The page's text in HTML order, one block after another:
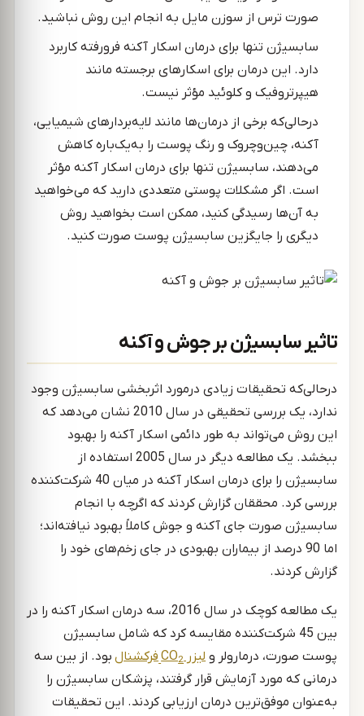
صورت ترس از سوزن مایل به انجام این روش نباشید.
سابسیژن تنها برای درمان اسکار آکنه فرورفته کاربرد
دارد. این درمان برای اسکارهای برجسته مانند
هیپرتروفیک و کلوئید مؤثر نیست.
درحالی‌که برخی از درمان‌ها مانند لایه‌بردارهای شیمیایی،
آکنه، چین‌وچروک و رنگ پوست را به‌یک‌باره کاهش
می‌دهند، سابسیژن تنها برای درمان اسکار آکنه مؤثر
است. اگر مشکلات پوستی متعددی دارید که می‌خواهید
به آن‌ها رسیدگی کنید، ممکن است بخواهید روش
دیگری را جایگزین سابسیژن پوست صورت کنید.
تاثیر سابسیژن بر جوش و آکنه
درحالی‌که تحقیقات زیادی درمورد اثربخشی سابسیژن وجود
ندارد، یک بررسی تحقیقی در سال 2010 نشان می‌دهد که
این روش می‌تواند به طور دائمی اسکار آکنه را بهبود
ببخشد. یک مطالعه دیگر در سال 2005 استفاده از
سابسیژن را برای درمان اسکار آکنه در میان 40 شرکت‌کننده
بررسی کرد. محققان گزارش کردند که اگرچه با انجام
سابسیژن صورت جای آکنه و جوش کاملاً بهبود نیافته‌اند؛
اما 90 درصد از بیماران بهبودی در جای زخم‌های خود را
گزارش کردند.
یک مطالعه کوچک در سال 2016، سه درمان اسکار آکنه را در
بین 45 شرکت‌کننده مقایسه کرد که شامل سابسیژن
پوست صورت، درمارولر ولیزر CO2 فرکشنال بود. از بین سه
درمانی که مورد آزمایش قرار گرفتند، پزشکان سابسیژن را
به‌عنوان موفق‌ترین درمان ارزیابی کردند. این تحقیقات